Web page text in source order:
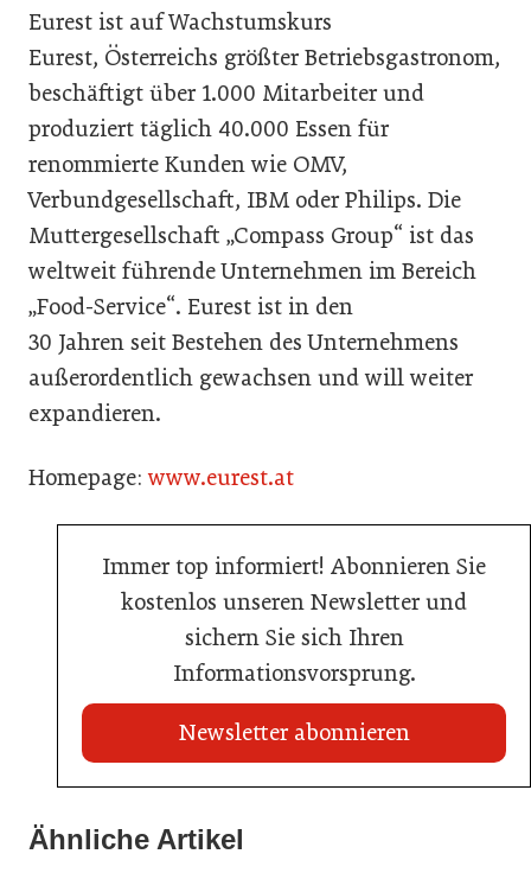
Eurest ist auf Wachstumskurs
Eurest, Österreichs größter Betriebsgastronom,
beschäftigt über 1.000 Mitarbeiter und
produziert täglich 40.000 Essen für
renommierte Kunden wie OMV,
Verbundgesellschaft, IBM oder Philips. Die
Muttergesellschaft „Compass Group“ ist das
weltweit führende Unternehmen im Bereich
„Food-Service“. Eurest ist in den
30 Jahren seit Bestehen des Unternehmens
außerordentlich gewachsen und will weiter
expandieren.
Homepage:www.eurest.at
Immer top informiert! Abonnieren Sie
kostenlos unseren Newsletter und
sichern Sie sich Ihren
Informationsvorsprung.
Newsletter abonnieren
Ähnliche Artikel
War die Fußball-WM 2026 für Ihren Betrieb ein
21. Juli 2026
Stipendium für Nachwuchstalent in der Wiener